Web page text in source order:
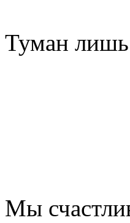
Туман
Мы